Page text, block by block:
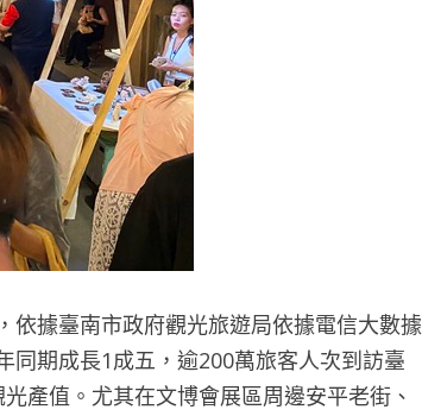
依據臺南市政府觀光旅遊局依據電信大數據
同期成長1成五，逾200萬旅客人次到訪臺
產值。尤其在文博會展區周邊安平老街、